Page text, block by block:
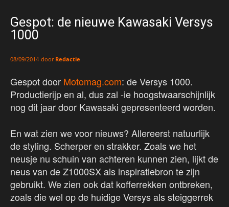
Gespot: de nieuwe Kawasaki Versys
1000
08/09/2014 door Redactie
Gespot door Motomag.com: de Versys 1000.
Productierijp en al, dus zal -ie hoogstwaarschijnlijk
nog dit jaar door Kawasaki gepresenteerd worden.
En wat zien we voor nieuws? Allereerst natuurlijk
de styling. Scherper en strakker. Zoals we het
neusje nu schuin van achteren kunnen zien, lijkt de
neus van de Z1000SX als inspiratiebron te zijn
gebruikt. We zien ook dat kofferrekken ontbreken,
zoals die wel op de huidige Versys als steiggerrek